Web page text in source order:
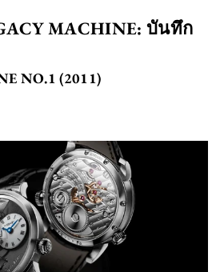
MACHINE: บันทึก
NO.1 (2011)